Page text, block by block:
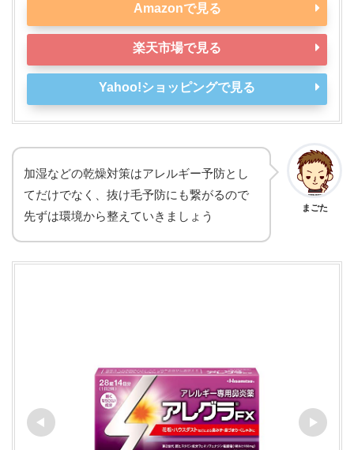
Amazonで見る
楽天市場で見る
Yahoo!ショッピングで見る
まごた
加湿などの乾燥対策はアレルギー予防とし
てだけでなく、抜け毛予防にも繋がるので
先ずは環境から整えていきましょう